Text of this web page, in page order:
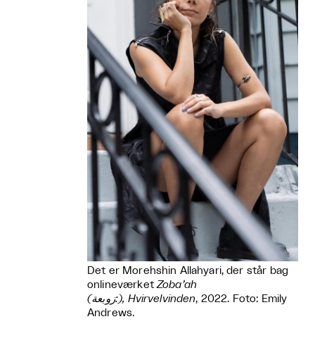
Det er Morehshin Allahyari, der står bag
onlineværketZoba’ah
(زوبعة:), Hvirvelvinden, 2022. Foto: Emily
Andrews.